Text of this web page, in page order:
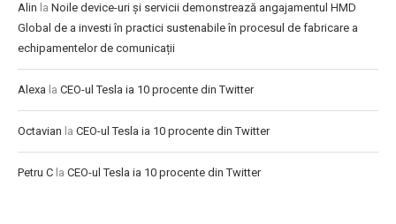
Alin la Noile device-uri și servicii demonstrează angajamentul HMD
Global de a investi în practici sustenabile în procesul de fabricare a
echipamentelor de comunicații
Alexa la CEO-ul Tesla ia 10 procente din Twitter
Octavian la CEO-ul Tesla ia 10 procente din Twitter
Petru C la CEO-ul Tesla ia 10 procente din Twitter